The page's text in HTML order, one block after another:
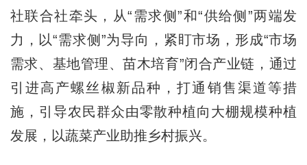
社联合社牵头，从“需求侧”和“供给侧”两端发
力，以“需求侧”为导向，紧盯市场，形成“市场
需求、基地管理、苗木培育”闭合产业链，通过
引进高产螺丝椒新品种，打通销售渠道等措
施，引导农民群众由零散种植向大棚规模种植
发展，以蔬菜产业助推乡村振兴。